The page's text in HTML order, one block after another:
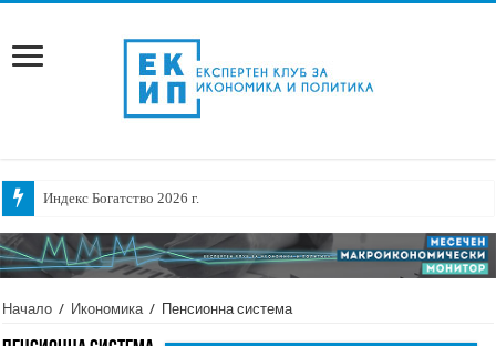
Индекс Богатство 2026 г.
Становище относно предложени промени в ППЗТМТМ касаещи вноса
Начало / Икономика / Пенсионна система